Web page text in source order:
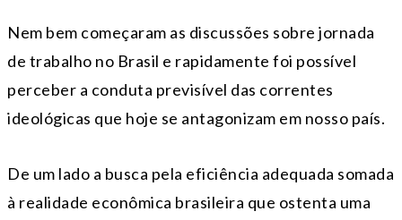
Nem bem começaram as discussões sobre jornada
de trabalho no Brasil e rapidamente foi possível
perceber a conduta previsível das correntes
ideológicas que hoje se antagonizam em nosso país.
De um lado a busca pela eficiência adequada somada
à realidade econômica brasileira que ostenta uma